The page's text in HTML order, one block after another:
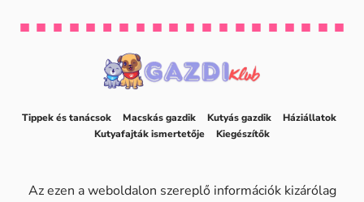
Tippek és tanácsok Macskás gazdik Kutyás gazdik
Háziállatok
Kutyafajták ismertetője
Kiegészítők
Az ezen a weboldalon szereplő információk kizárólag